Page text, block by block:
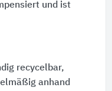
und ist
recycelbar,
anhand